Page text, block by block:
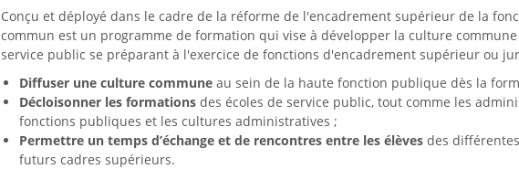
Conçu et déployé dans le cadre de la réforme de l'encadrement supérieur de la
commun est un programme de formation qui vise à développer la culture commune
service public se préparant à l'exercice de fonctions d'encadrement supérieur ou
Diffuser une culture communeau sein de la haute fonction publique dès la
Décloisonner les formationsdes écoles de service public, tout comme les
fonctions publiques et les cultures administratives ;
Permettre un temps d’échange et de rencontres entre les élèves des
futurs cadres supérieurs.